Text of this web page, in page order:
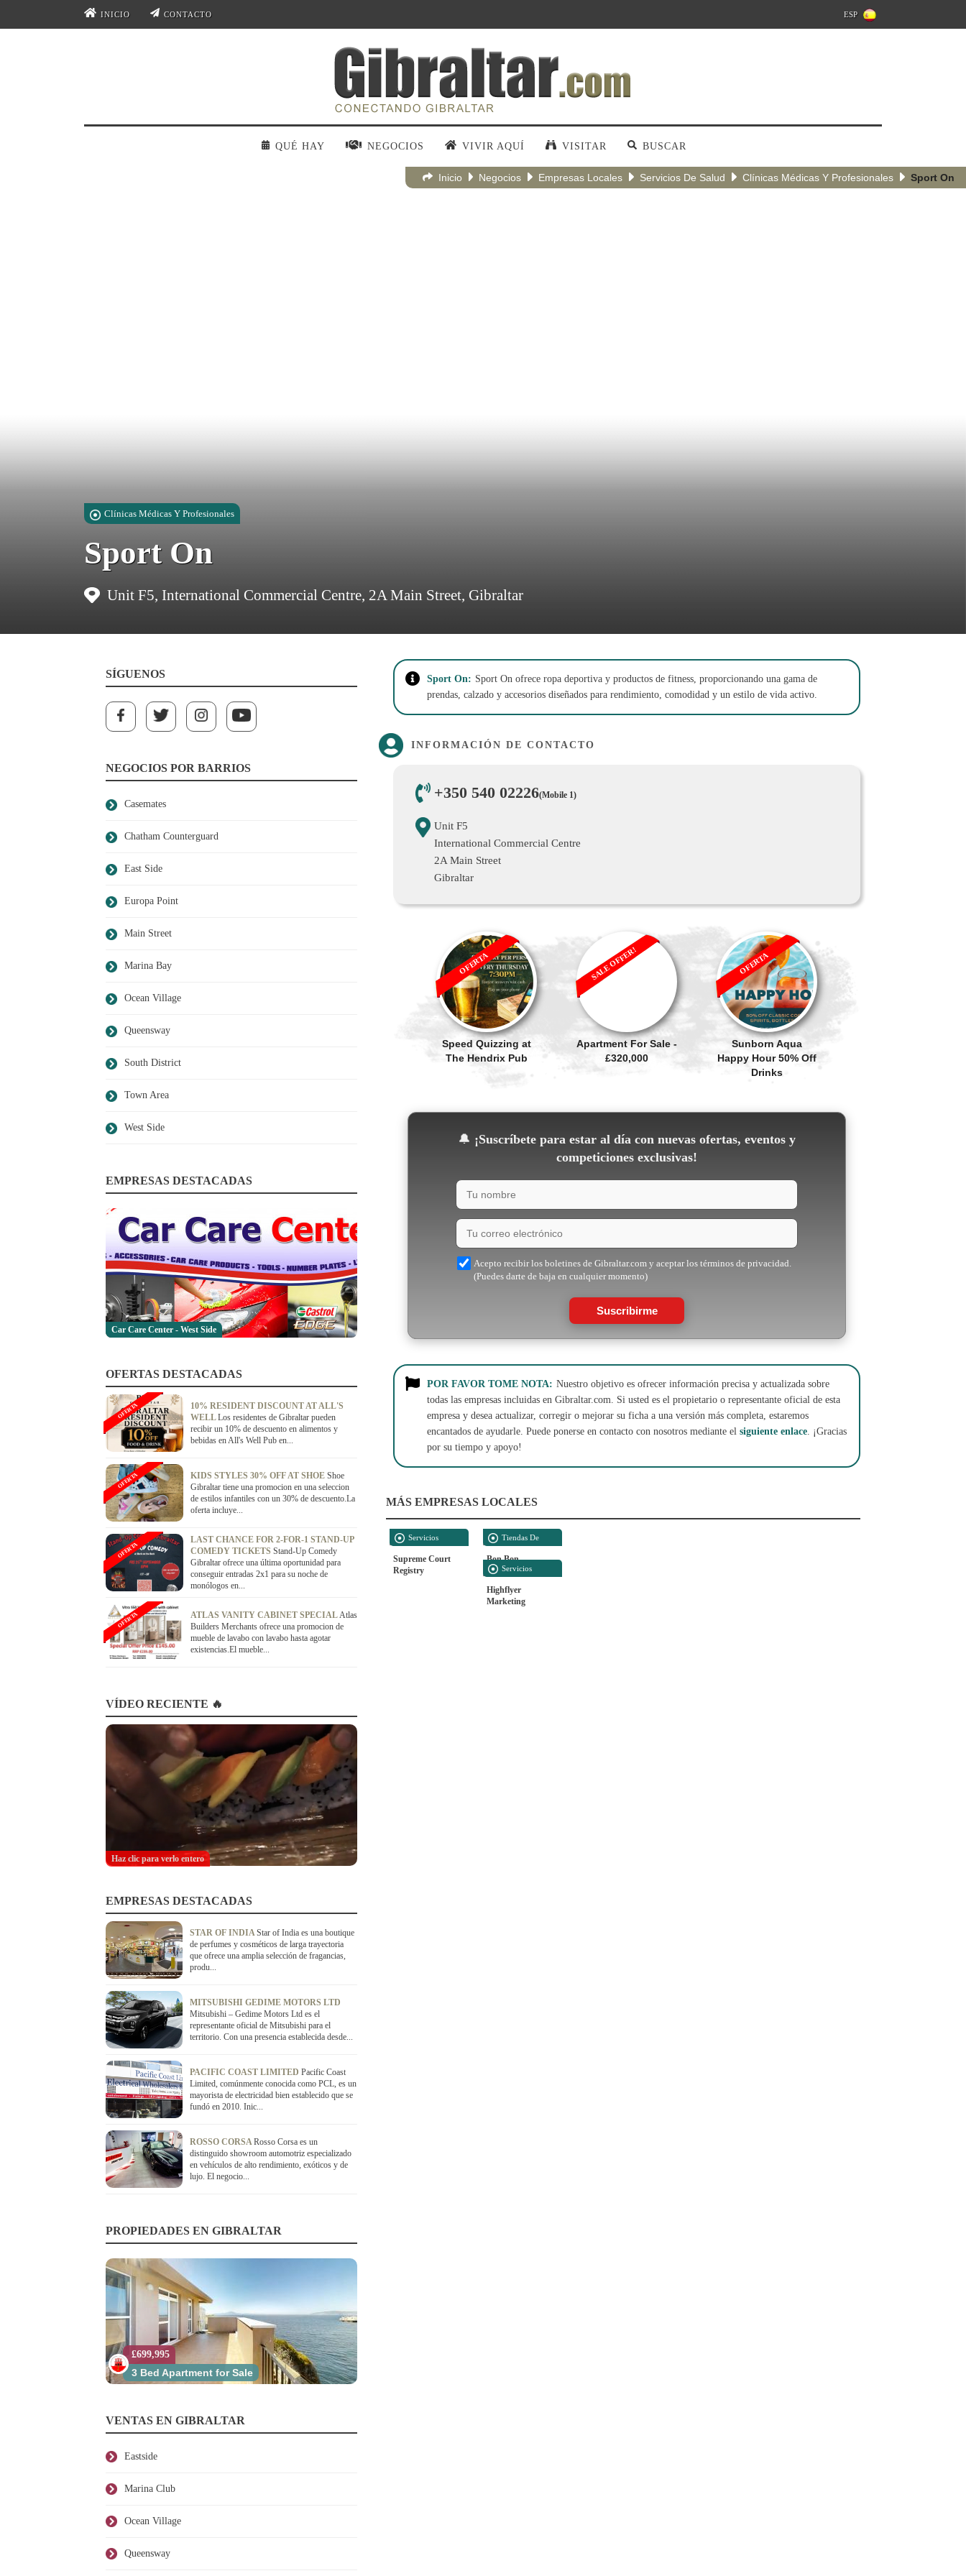
INICIO CONTACTO ESP
QUÉ HAY NEGOCIOS VIVIR AQUÍ VISITAR BUSCAR
Inicio Negocios Empresas Locales Servicios De Salud Clínicas Médicas Y Profesionales Sport On
Clínicas Médicas Y Profesionales
Sport On
Unit F5, International Commercial Centre, 2A Main Street, Gibraltar
SÍGUENOS
NEGOCIOS POR BARRIOS
Casemates
Chatham Counterguard
East Side
Europa Point
Main Street
Marina Bay
Ocean Village
Queensway
South District
Town Area
West Side
EMPRESAS DESTACADAS
Car Care Center - West Side
OFERTAS DESTACADAS
10% RESIDENT DISCOUNT AT ALL'S
WELLLos residentes de Gibraltar pueden
recibir un 10% de descuento en alimentos y
bebidas en All's Well Pub en...
OFERTA
KIDS STYLES 30% OFF AT SHOE Shoe
Gibraltar tiene una promocion en una seleccion
de estilos infantiles con un 30% de descuento.La
oferta incluye...
OFERTA
LAST CHANCE FOR 2-FOR-1 STAND-UP
COMEDY TICKETS Stand-Up Comedy
Gibraltar ofrece una última oportunidad para
conseguir entradas 2x1 para su noche de
monólogos en...
OFERTA
ATLAS VANITY CABINET SPECIALAtlas
Builders Merchants ofrece una promocion de
mueble de lavabo con lavabo hasta agotar
existencias.El mueble...
OFERTA
VÍDEO RECIENTE 🔥
Haz clic para verlo entero
EMPRESAS DESTACADAS
STAR OF INDIAStar of India es una boutique
de perfumes y cosméticos de larga trayectoria
que ofrece una amplia selección de fragancias,
produ...
MITSUBISHI GEDIME MOTORS LTD
Mitsubishi – Gedime Motors Ltd es el
representante oficial de Mitsubishi para el
territorio. Con una presencia establecida desde...
PACIFIC COAST LIMITED Pacific Coast
Limited, comúnmente conocida como PCL, es un
mayorista de electricidad bien establecido que se
fundó en 2010. Inic...
ROSSO CORSARosso Corsa es un
distinguido showroom automotriz especializado
en vehículos de alto rendimiento, exóticos y de
lujo. El negocio...
PROPIEDADES EN GIBRALTAR
£699,995
3 Bed Apartment for Sale
VENTAS EN GIBRALTAR
Eastside
Marina Club
Ocean Village
Queensway
Sport On: Sport On ofrece ropa deportiva y productos de fitness, proporcionando una gama de
prendas, calzado y accesorios diseñados para rendimiento, comodidad y un estilo de vida activo.
INFORMACIÓN DE CONTACTO
+350 540 02226(Mobile 1)
Unit F5
International Commercial Centre
2A Main Street
Gibraltar
Speed Quizzing at
The Hendrix Pub
OFERTA
Apartment For Sale -
£320,000
SALE OFFER!
Sunborn Aqua
Happy Hour 50% Off
Drinks
OFERTA
🔔 ¡Suscríbete para estar al día con nuevas ofertas, eventos y
competiciones exclusivas!
Acepto recibir los boletines de Gibraltar.com y aceptar los términos de privacidad.
(Puedes darte de baja en cualquier momento)
Suscribirme
POR FAVOR TOME NOTA: Nuestro objetivo es ofrecer información precisa y actualizada sobre
todas las empresas incluidas en Gibraltar.com. Si usted es el propietario o representante oficial de esta
empresa y desea actualizar, corregir o mejorar su ficha a una versión más completa, estaremos
encantados de ayudarle. Puede ponerse en contacto con nosotros mediante el siguiente enlace. ¡Gracias
por su tiempo y apoyo!
MÁS EMPRESAS LOCALES
Servicios
Públicos
Supreme Court
Registry
Tiendas De
Alimentación
Bon Bon
Servicios
Empresariales
Highflyer
Marketing